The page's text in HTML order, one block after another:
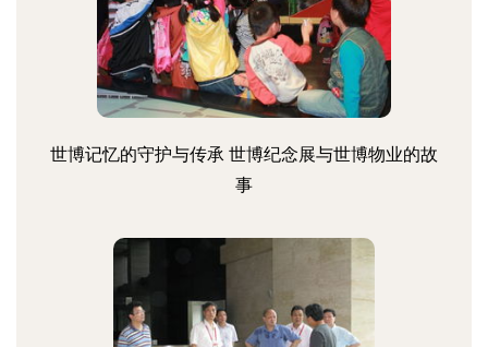
世博记忆的守护与传承 世博纪念展与世博物业的故
事